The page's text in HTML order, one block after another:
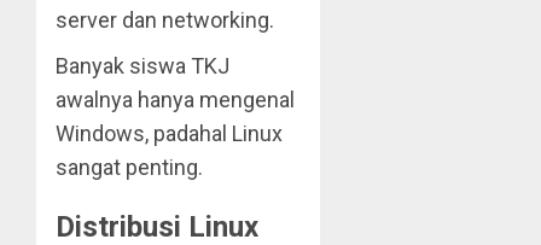
server dan networking.
Banyak siswa TKJ
awalnya hanya mengenal
Windows, padahal Linux
sangat penting.
Distribusi Linux